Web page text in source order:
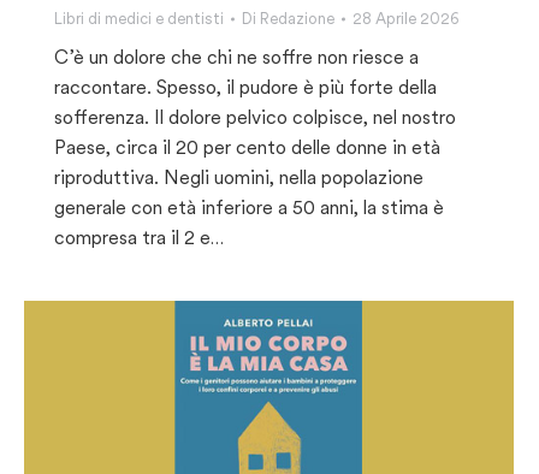
Libri di medici e dentisti Di Redazione 28 Aprile 2026
C’è un dolore che chi ne soffre non riesce a
raccontare. Spesso, il pudore è più forte della
sofferenza. Il dolore pelvico colpisce, nel nostro
Paese, circa il 20 per cento delle donne in età
riproduttiva. Negli uomini, nella popolazione
generale con età inferiore a 50 anni, la stima è
compresa tra il 2 e…